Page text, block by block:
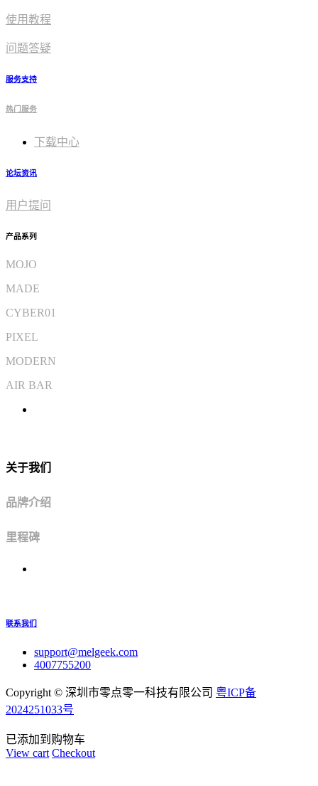
使用教程​
问题答疑
服务支持
热门服务
下载中心
论坛资讯
用户提问
产品系列
MOJO
MADE
CYBER01
PIXEL
MODERN
AIR BAR
关于我们
品牌介绍
里程碑
联系我们
support@melgeek.com
4007755200
Copyright © 深圳市零点零一科技有限公司 粤ICP备
2024251033号
已添加到购物车
View cart Checkout